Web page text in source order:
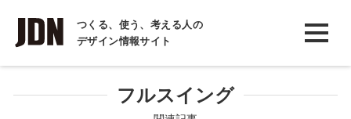
つくる、使う、考える人の
デザイン情報サイト
INTERVIEW
インタビュー
REPORTフルスイング